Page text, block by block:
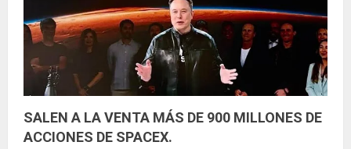
d
o
SALEN A LA VENTA MÁS DE 900 MILLONES DE
ACCIONES DE SPACEX.